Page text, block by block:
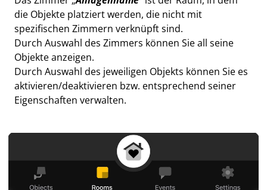
die Objekte platziert werden, die nicht mit
spezifischen Zimmern verknüpft sind.
Durch Auswahl des Zimmers können Sie all seine
Objekte anzeigen.
Durch Auswahl des jeweiligen Objekts können Sie es
aktivieren/deaktivieren bzw. entsprechend seiner
Eigenschaften verwalten.